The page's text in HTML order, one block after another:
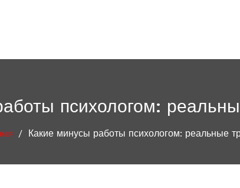
психологом:
/ Какие минусы работы психологом: реальные